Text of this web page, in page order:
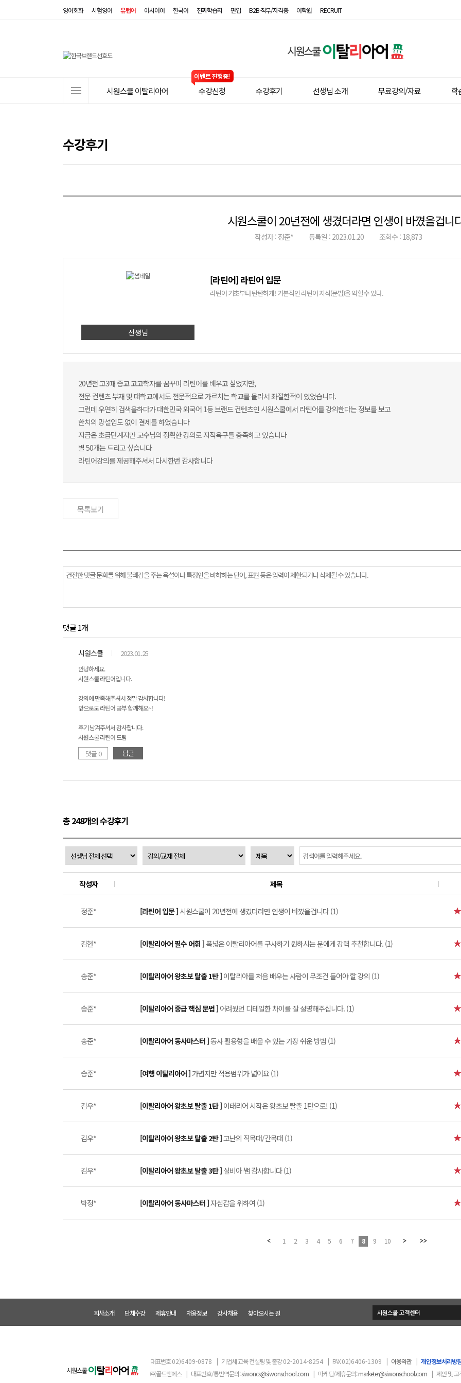
영어회화 시험영어 유럽어 아시아어 한국어 진짜학습지 편입 B2B·직무/자격증 어학원 RECRUIT
원
쿨
뉴
시원스쿨 이탈리아어 수강신청 수강후기 선생님 소개 무료강의/자료 학
수강후기
시원스쿨이 20년전에 생겼더라면 인생이 바꼈을겁니
작성자 : 정준* 등록일 : 2023.01.20 조회수 : 18,873
선생님
[라틴어] 라틴어 입문
라틴어 기초부터 탄탄하게! 기본적인 라틴어 지식(문법)을 익힐 수 있다.
20년전 고3때 종교 고고학자를 꿈꾸며 라틴어를 배우고 싶었지만,
전문 컨텐츠 부재 및 대학교에서도 전문적으로 가르치는 학교를 몰라서 좌절한적이 있었습니다.
그런데 우연히 검색을하다가 대한민국 외국어 1등 브랜드 컨텐츠인 시원스쿨에서 라틴어를 강의한다는 정보를 보고
한치의 망설임도 없이 결제를 하였습니다
지금은 초급단계지만 교수님의 정확한 강의로 지적욕구를 충족하고 있습니다
별 50개는 드리고 싶습니다
라틴어강의를 제공해주셔서 다시한번 감사합니다
목록보기
댓글 1개
시원스쿨 2023.01.25
안녕하세요.
시원스쿨 라틴어입니다.
강의에 만족해주셔서 정말 감사합니다!
앞으로도 라틴어 공부 함께해요~!
후기 남겨주셔서 감사합니다.
시원스쿨 라틴어 드림
댓글 0 답글
총 248개의 수강후기
작성자 제목
정준* [라틴어 입문 ]시원스쿨이 20년전에 생겼더라면 인생이 바꼈을겁니다 (1)
김현* [이탈리아어 필수 어휘 ]폭넓은 이탈리아어를 구사하기 원하시는 분에게 강력 추천합니다. (1)
송준* [이탈리아어 왕초보 탈출 1탄 ] 이탈리아를 처음 배우는 사람이 무조건 들어야 할 강의 (1)
송준* [이탈리아어 중급 핵심 문법 ] 어려웠던 디테일한 차이를 잘 설명해주십니다. (1)
송준* [이탈리아어 동사마스터 ]동사 활용형을 배울 수 있는 가장 쉬운 방법 (1)
송준* [여행 이탈리아어 ] 가볍지만 적용범위가 넓어요 (1)
김우* [이탈리아어 왕초보 탈출 1탄 ] 이태리어 시작은 왕초보 탈출 1탄으로! (1)
김우* [이탈리아어 왕초보 탈출 2탄 ]고난의 직목대/간목대 (1)
김우* [이탈리아어 왕초보 탈출 3탄 ] 실비아 쌤 감사합니다 (1)
박정* [이탈리아어 동사마스터 ]자심감을 위하여 (1)
1 2 3 4 5 6 7 8 9 10
회사소개 단체수강 제휴안내 채용정보 강사채용 찾아오시는 길
대표번호02)6409-0878 | 기업체 교육 컨설팅 및 출강02-2014-8254 | FAX02)6406-1309 | 이용약관 | 개인정보처리방
㈜골드앤에스 | 대표번호/통번역문의:siwoncs@siwonschool.com | 마케팅/제휴문의:marketer@siwonschool.com | 제안 및